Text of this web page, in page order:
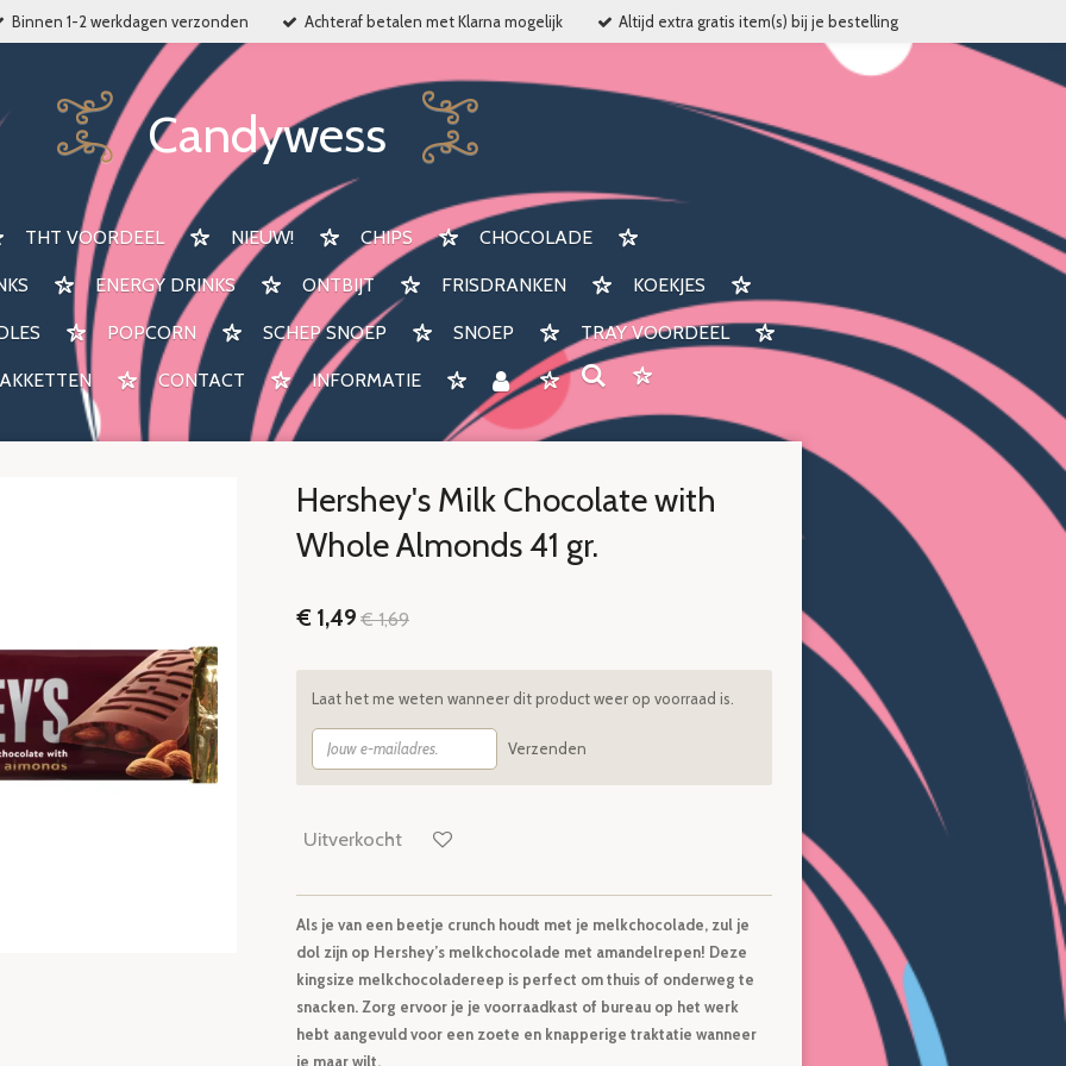
Binnen 1-2 werkdagen verzonden Achteraf betalen met Klarna mogelijk Altijd extra gratis item(s) bij je bestelling
Candywess
THT VOORDEEL NIEUW! CHIPS CHOCOLADE
ENERGY DRINKS ONTBIJT FRISDRANKEN KOEKJES
POPCORN SCHEP SNOEP SNOEP TRAY VOORDEEL
CONTACT INFORMATIE
Hershey's Milk Chocolate with
Whole Almonds 41 gr.
€ 1,49 € 1,69
Laat het me weten wanneer dit product weer op voorraad is.
Verzenden
Uitverkocht
Als je van een beetje crunch houdt met je melkchocolade, zul je
dol zijn op Hershey’s melkchocolade met amandelrepen! Deze
kingsize melkchocoladereep is perfect om thuis of onderweg te
snacken. Zorg ervoor je je voorraadkast of bureau op het werk
hebt aangevuld voor een zoete en knapperige traktatie wanneer
je maar wilt.